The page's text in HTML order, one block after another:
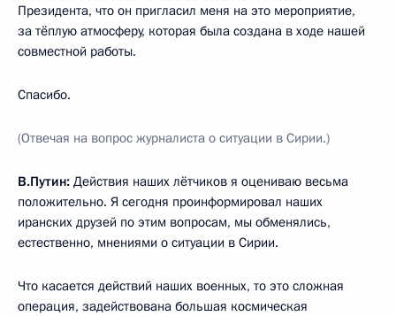
Президента, что он пригласил меня на это мероприятие,
за тёплую атмосферу, которая была создана в ходе нашей
совместной работы.
Спасибо.
(Отвечая на вопрос журналиста о ситуации в Сирии.)
В.Путин: Действия наших лётчиков я оцениваю весьма
положительно. Я сегодня проинформировал наших
иранских друзей по этим вопросам, мы обменялись,
естественно, мнениями о ситуации в Сирии.
Что касается действий наших военных, то это сложная
операция, задействована большая космическая